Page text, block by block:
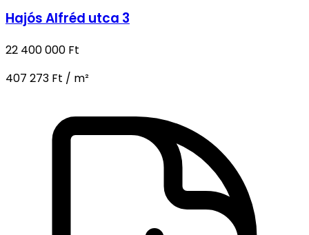
Hajós Alfréd utca 3
22 400 000 Ft
407 273 Ft / m²